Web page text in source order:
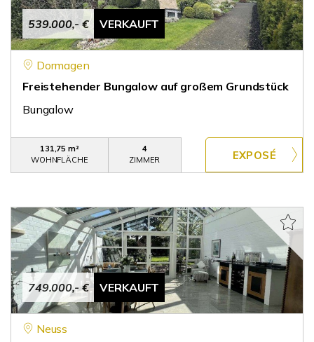
539.000,- € VERKAUFT
Dormagen
Freistehender Bungalow auf großem Grundstück
Bungalow
131,75 m²
WOHNFLÄCHE
4
ZIMMER
749.000,- € VERKAUFT
Neuss